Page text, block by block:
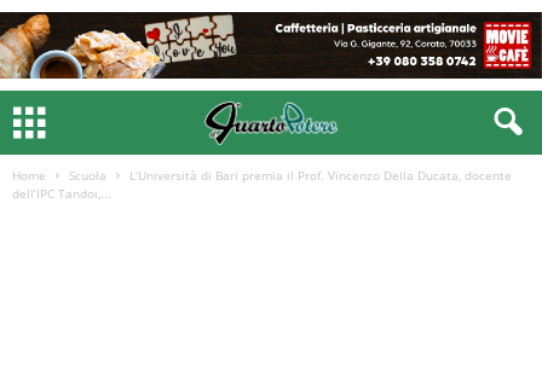
Home Scuola
L’Università di Bari premia il Prof. Vincenzo Della Ducata, docente
dell’IPC Tandoi,...